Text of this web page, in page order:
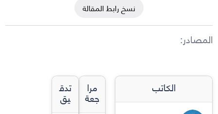
نسخ رابط المقالة
المصادر:
الكاتب مرا
جعة
تدق
يق